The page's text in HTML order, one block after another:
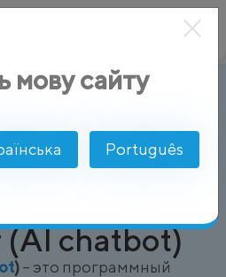
ИИ чатбот (AI chatbot)
chatbot)
)– это программный
мову сайту
Português